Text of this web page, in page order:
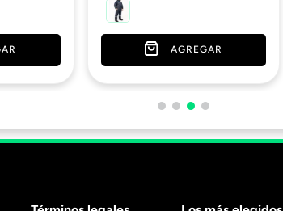
AGREGAR